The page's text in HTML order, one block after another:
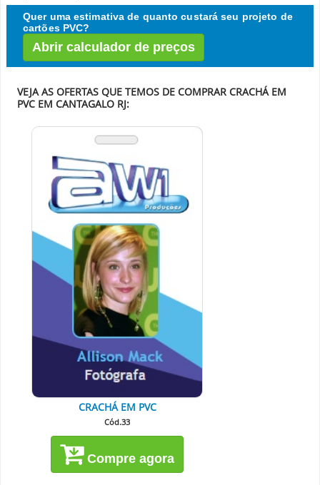
Quer uma estimativa de quanto custará seu projeto de
cartões PVC?
Abrir calculador de preços
VEJA AS OFERTAS QUE TEMOS DE COMPRAR CRACHÁ EM
PVC EM CANTAGALO RJ:
CRACHÁ EM PVC
Cód.33
Compre agora